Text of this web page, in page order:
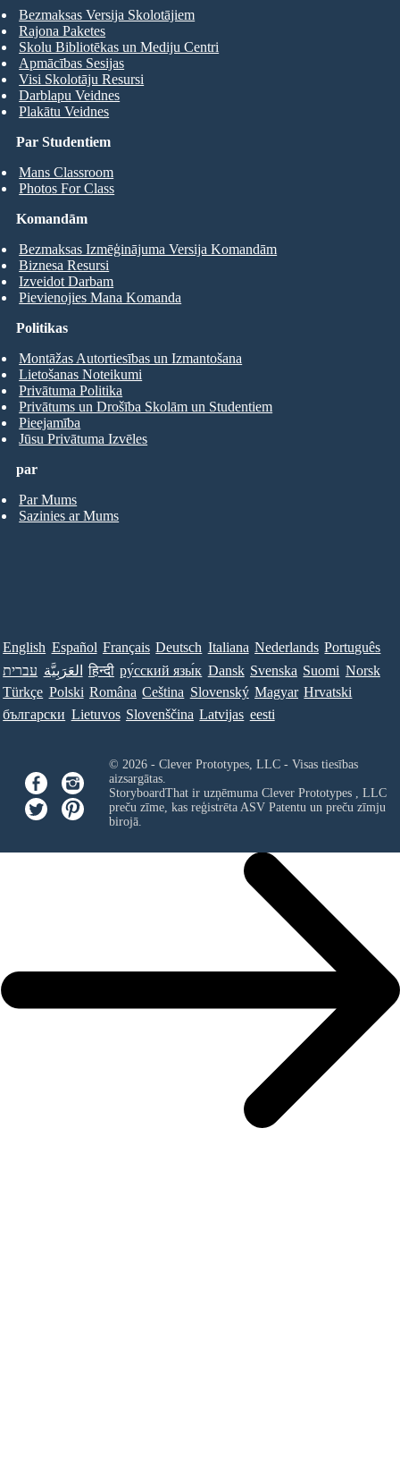
Par Studentiem
Mans Classroom
Photos For Class
Bezmaksas Versija Skolotājiem
Rajona Paketes
Skolu Bibliotēkas un Mediju Centri
Apmācības Sesijas
Visi Skolotāju Resursi
Darblapu Veidnes
Plakātu Veidnes
Komandām
Bezmaksas Izmēģinājuma Versija Komandām
Biznesa Resursi
Izveidot Darbam
Pievienojies Mana Komanda
par
Par Mums
Sazinies ar Mums
Politikas
Montāžas Autortiesības un Izmantošana
Lietošanas Noteikumi
Privātuma Politika
Privātums un Drošība Skolām un Studentiem
Pieejamība
Jūsu Privātuma Izvēles
English Español Français Deutsch Italiana Nederlands Português
עברית العَرَبِيَّة हिन्दी ру́сский язы́к Dansk Svenska Suomi Norsk
Türkçe Polski Româna Ceština Slovenský Magyar Hrvatski
български Lietuvos Slovenščina Latvijas eesti
© 2026 - Clever Prototypes, LLC - Visas tiesības
aizsargātas.
StoryboardThat ir uzņēmuma Clever Prototypes , LLC
preču zīme, kas reģistrēta ASV Patentu un preču zīmju
birojā.